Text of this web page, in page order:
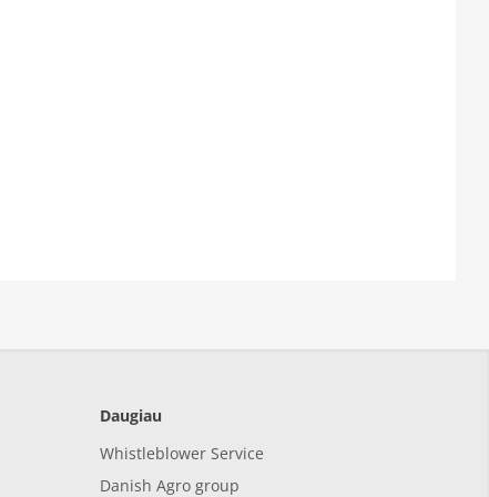
Daugiau
Whistleblower Service
Danish Agro group